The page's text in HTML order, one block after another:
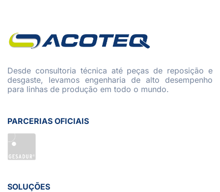
Desde consultoria técnica até peças de reposição e
desgaste, levamos engenharia de alto desempenho
para linhas de produção em todo o mundo.
PARCERIAS OFICIAIS
SOLUÇÕES